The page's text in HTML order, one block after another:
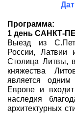
Услуги
О компании
Отзывы
Программа:
1 день САНКТ-
Выезд из
России,
Столица Литвы,
княжества
является
Европе и
наследия
архитектурных